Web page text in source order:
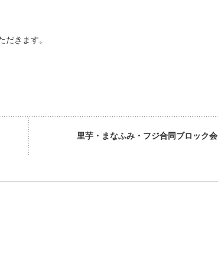
きます。
里芋・まなふみ・フジ合同ブロック会